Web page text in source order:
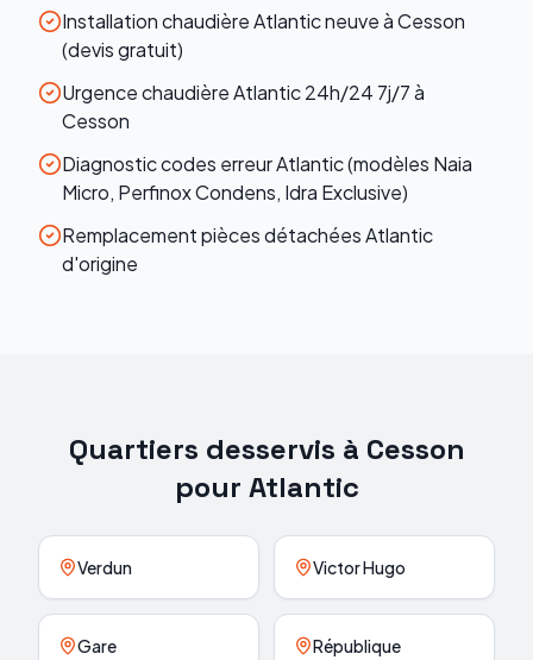
Installation chaudière Atlantic neuve à Cesson
(devis gratuit)
Urgence chaudière Atlantic 24h/24 7j/7 à
Cesson
Diagnostic codes erreur Atlantic (modèles Naia
Micro, Perfinox Condens, Idra Exclusive)
Remplacement pièces détachées Atlantic
d'origine
Quartiers desservis à Cesson
pour Atlantic
Verdun Victor Hugo
Gare République